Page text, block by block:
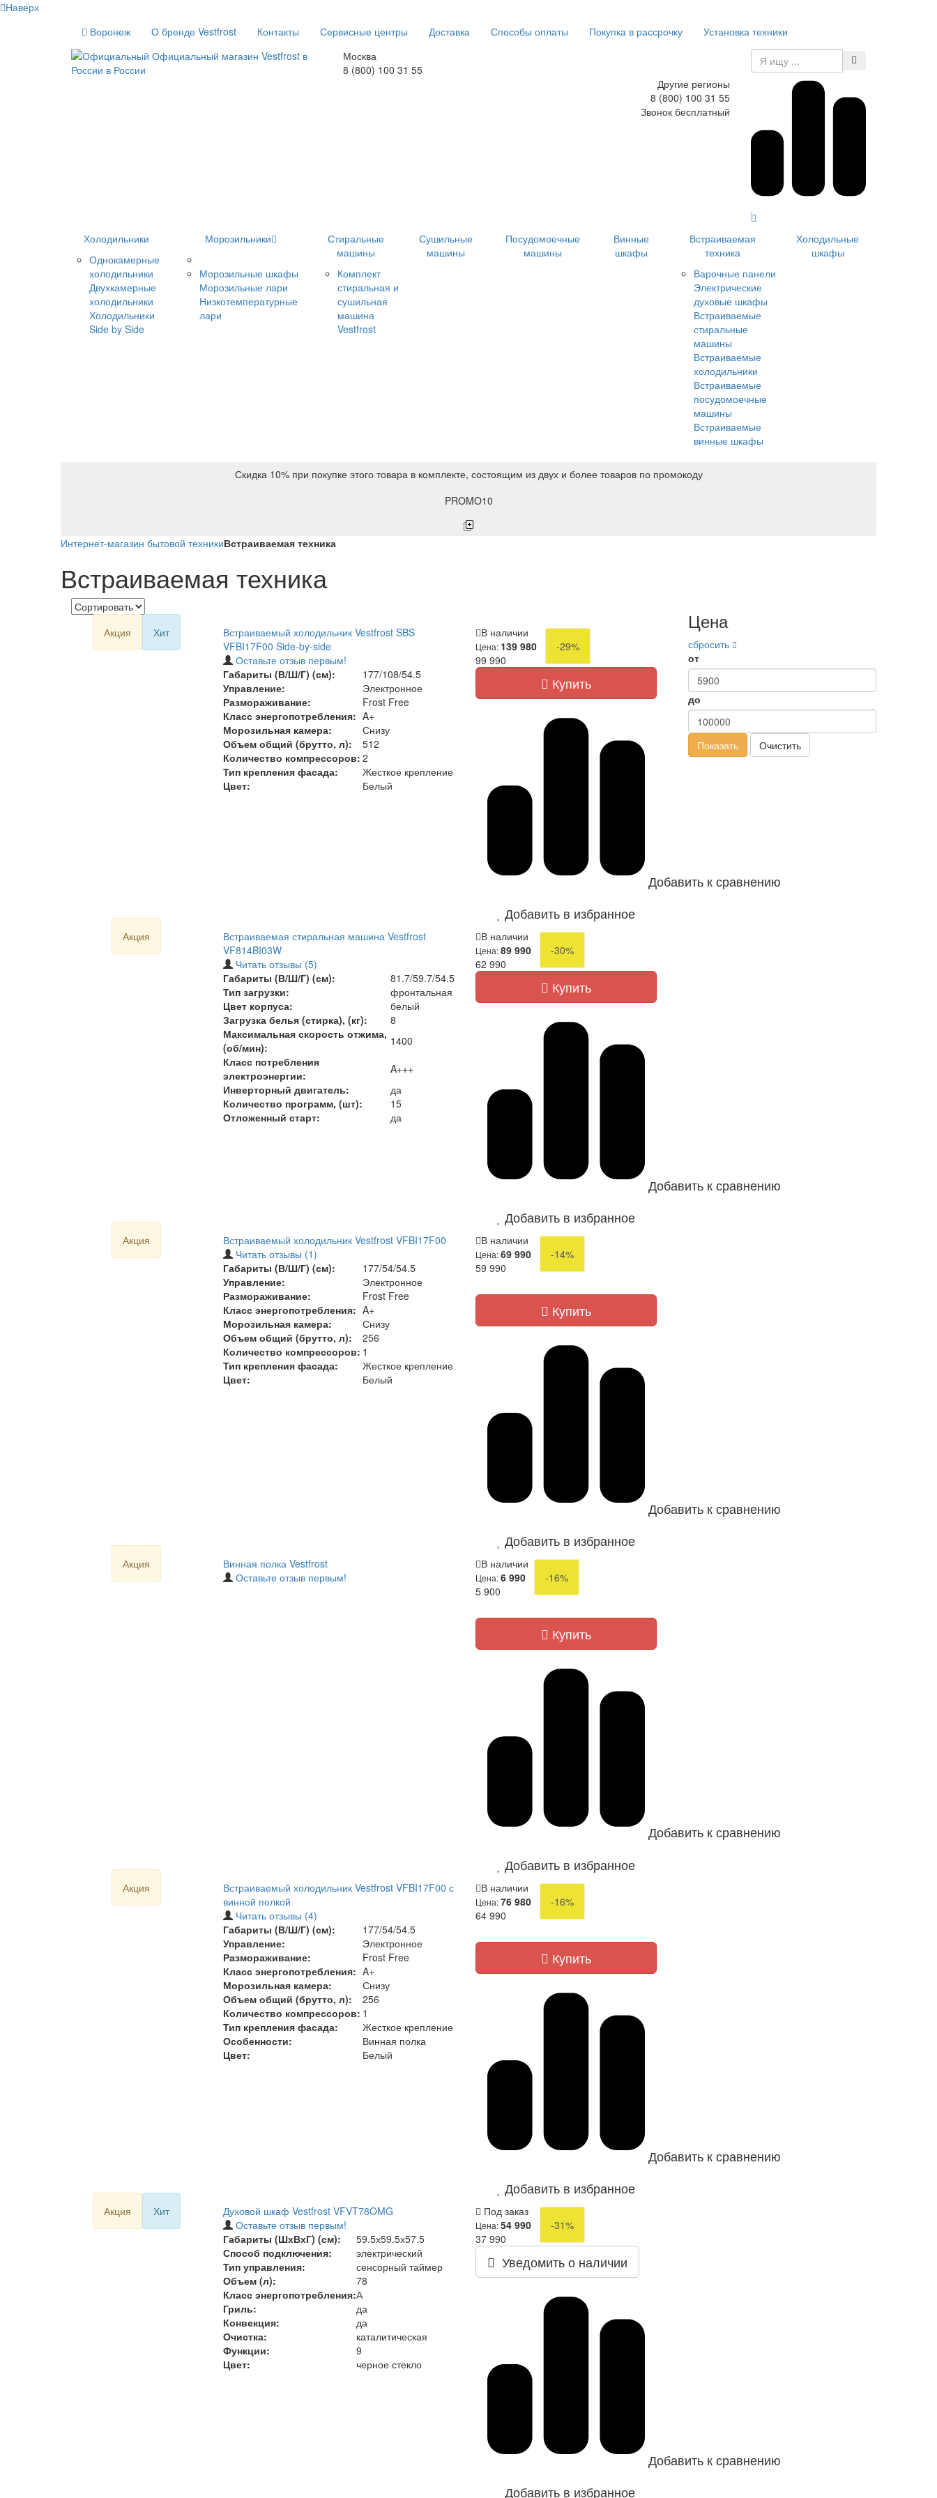
Наверх
Воронеж
О бренде Vestfrost Контакты Сервисные центры Доставка Способы оплаты Покупка в рассрочку
Установка техники
Москва
8 (800) 100 31 55
Другие регионы
8 (800) 100 31 55
Звонок бесплатный
Холодильники
Однокамерные
холодильники
Двухкамерные
холодильники
Холодильники
Side by Side
Морозильники
Морозильные шкафы
Морозильные лари
Низкотемпературные
лари
Стиральные
машины
Комплект
стиральная и
сушильная
машина
Vestfrost
Сушильные
машины
Посудомоечные
машины
Винные
шкафы
Встраиваемая
техника
Варочные панели
Электрические
духовые шкафы
Встраиваемые
стиральные
машины
Встраиваемые
холодильники
Встраиваемые
посудомоечные
машины
Встраиваемые
винные шкафы
Холодильные
шкафы
Скидка 10% при покупке этого товара в комплекте, состоящим из двух и более товаров по промокоду
PROMO10
Интернет-магазин бытовой техникиВстраиваемая техника
Встраиваемая техника
Акция Хит
Встраиваемый холодильник Vestfrost SBS
VFBI17F00 Side-by-side
Оставьте отзыв первым!
Габариты (В/Ш/Г) (см):
177/108/54.5
Управление:
Электронное
Размораживание:
Frost Free
Класс энергопотребления: A+
Морозильная камера:
Снизу
Объем общий (брутто, л):
512
Количество компрессоров: 2
Тип крепления фасада:
Жесткое крепление
Цвет:
Белый
В наличии
Цена: 139 980
-29%
99 990
Купить
Добавить к сравнению
Добавить в избранное
Акция
Встраиваемая стиральная машина Vestfrost
VF814BI03W
Читать отзывы (5)
Габариты (В/Ш/Г) (см):
81.7/59.7/54.5
Тип загрузки:
фронтальная
Цвет корпуса:
белый
Загрузка белья (стирка), (кг):
8
Максимальная скорость отжима,
(об/мин):
1400
Класс потребления
электроэнергии:
A+++
Инверторный двигатель:
да
Количество программ, (шт):
15
Отложенный старт:
да
В наличии
Цена:89 990
-30%
62 990
Купить
Добавить к сравнению
Добавить в избранное
Акция
Встраиваемый холодильник Vestfrost VFBI17F00
Читать отзывы (1)
Габариты (В/Ш/Г) (см):
177/54/54.5
Управление:
Электронное
Размораживание:
Frost Free
Класс энергопотребления: A+
Морозильная камера:
Снизу
Объем общий (брутто, л):
256
Количество компрессоров: 1
Тип крепления фасада:
Жесткое крепление
Цвет:
Белый
В наличии
Цена:69 990
-14%
59 990
Купить
Добавить к сравнению
Добавить в избранное
Акция
Винная полка Vestfrost
Оставьте отзыв первым!
В наличии
Цена:6 990
-16%
5 900
Купить
Добавить к сравнению
Добавить в избранное
Акция
Встраиваемый холодильник Vestfrost VFBI17F00 с
винной полкой
Читать отзывы (4)
Габариты (В/Ш/Г) (см):
177/54/54.5
Управление:
Электронное
Размораживание:
Frost Free
Класс энергопотребления: A+
Морозильная камера:
Снизу
Объем общий (брутто, л):
256
Количество компрессоров: 1
Тип крепления фасада:
Жесткое крепление
Особенности:
Винная полка
Цвет:
Белый
В наличии
Цена:76 980
-16%
64 990
Купить
Добавить к сравнению
Добавить в избранное
Акция Хит
Духовой шкаф Vestfrost VFVT78OMG
Оставьте отзыв первым!
Габариты (ШхВхГ) (см):
59.5х59.5х57.5
Способ подключения:
электрический
Тип управления:
сенсорный таймер
Объем (л):
78
Класс энергопотребления:А
Гриль:
да
Конвекция:
да
Очистка:
каталитическая
Функции:
9
Цвет:
черное стекло
Под заказ
Цена:54 990
-31%
37 990
Уведомить о наличии
Добавить к сравнению
Добавить в избранное
Цена
сбросить
от
до
Показать Очистить